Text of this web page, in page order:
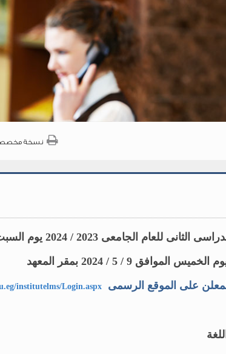
نسخة
للعام الجامعى 2023 / 2024
يوم السبت
على الموقع الرسمى
institutelms/Login.aspx